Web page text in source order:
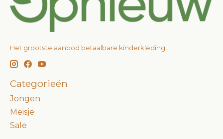
Het grootste aanbod betaalbare kinderkleding!
Categorieën
Jongen
Meisje
Sale